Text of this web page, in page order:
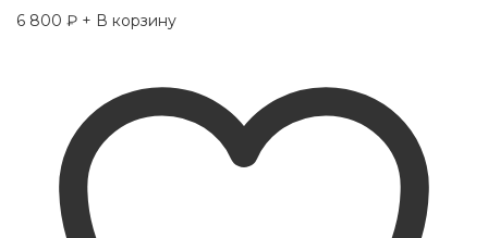
6 800 ₽ + В корзину